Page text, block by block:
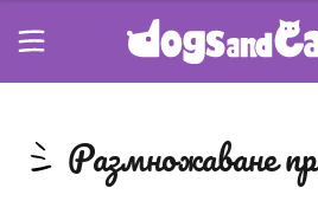
размножаване